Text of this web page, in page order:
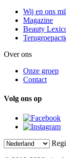
Wij en ons
Magazine
Beauty
Over ons
Onze groep
Contact
Volg ons op